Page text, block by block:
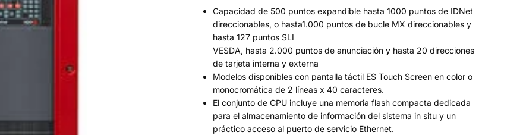
Capacidad de 500 puntos expandible hasta 1000 puntos de IDNet
direccionables, o hasta1.000 puntos de bucle MX direccionables y
hasta 127 puntos SLI
VESDA, hasta 2.000 puntos de anunciación y hasta 20 direcciones
de tarjeta interna y externa
Modelos disponibles con pantalla táctil ES Touch Screen en color o
monocromática de 2 líneas x 40 caracteres.
El conjunto de CPU incluye una memoria flash compacta dedicada
para el almacenamiento de información del sistema in situ y un
práctico acceso al puerto de servicio Ethernet.